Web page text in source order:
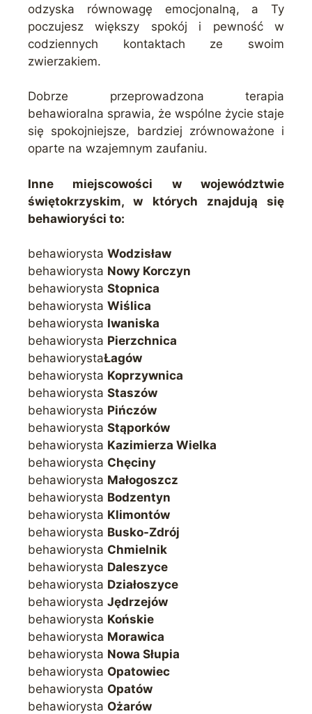
odzyska równowagę emocjonalną, a Ty
poczujesz większy spokój i pewność w
codziennych kontaktach ze swoim
zwierzakiem.
Dobrze przeprowadzona terapia
behawioralna sprawia, że wspólne życie staje
się spokojniejsze, bardziej zrównoważone i
oparte na wzajemnym zaufaniu.
Inne miejscowości w województwie
świętokrzyskim, w których znajdują się
behawioryści to:
behawiorysta Wodzisław
behawiorysta Nowy Korczyn
behawiorysta Stopnica
behawiorysta Wiślica
behawiorysta Iwaniska
behawiorysta Pierzchnica
behawiorystaŁagów
behawiorysta Koprzywnica
behawiorysta Staszów
behawiorysta Pińczów
behawiorysta Stąporków
behawiorysta Kazimierza Wielka
behawiorysta Chęciny
behawiorysta Małogoszcz
behawiorysta Bodzentyn
behawiorysta Klimontów
behawiorysta Busko-Zdrój
behawiorysta Chmielnik
behawiorysta Daleszyce
behawiorysta Działoszyce
behawiorysta Jędrzejów
behawiorysta Końskie
behawiorysta Morawica
behawiorysta Nowa Słupia
behawiorysta Opatowiec
behawiorysta Opatów
behawiorysta Ożarów